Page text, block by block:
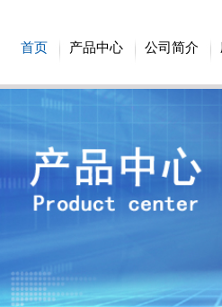
首页 产品中心 公司简介